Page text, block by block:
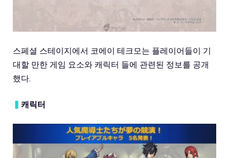
스페셜 스테이지에서 코에이 테크모는 플레이어들이 기
대할 만한 게임 요소와 캐릭터 들에 관련된 정보를 공개
했다.
▍ 캐릭터